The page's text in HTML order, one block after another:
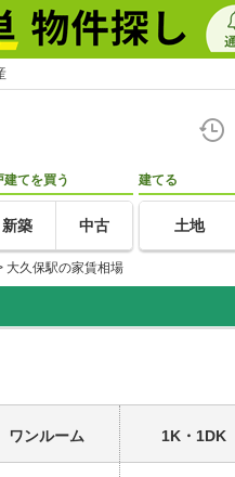
建てを買う
新築 中古
建てる
土地
大久保駅の家賃相場
ワンルーム 1K・1DK